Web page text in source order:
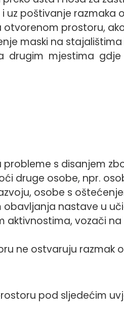
poštivanje razmaka
prostoru,
maski na
drugim mjestima
s disanjem
druge osobe, npr.
osobe s
obavljanja nastave u
aktivnostima, vozači na
ne ostvaruju razmak
pod sljedećim